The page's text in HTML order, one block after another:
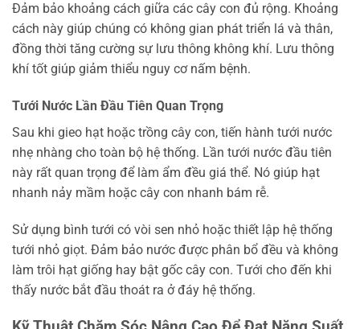
Đảm bảo khoảng cách giữa các cây con đủ rộng. Khoảng
cách này giúp chúng có không gian phát triển lá và thân,
đồng thời tăng cường sự lưu thông không khí. Lưu thông
khí tốt giúp giảm thiểu nguy cơ nấm bệnh.
Tưới Nước Lần Đầu Tiên Quan Trọng
Sau khi gieo hạt hoặc trồng cây con, tiến hành tưới nước
nhẹ nhàng cho toàn bộ hệ thống. Lần tưới nước đầu tiên
này rất quan trọng để làm ẩm đều giá thể. Nó giúp hạt
nhanh nảy mầm hoặc cây con nhanh bám rễ.
Sử dụng bình tưới có vòi sen nhỏ hoặc thiết lập hệ thống
tưới nhỏ giọt. Đảm bảo nước được phân bổ đều và không
làm trôi hạt giống hay bật gốc cây con. Tưới cho đến khi
thấy nước bắt đầu thoát ra ở đáy hệ thống.